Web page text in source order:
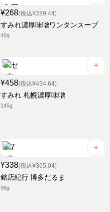
¥268(税込¥289.44)
すみれ濃厚味噌ワンタンスープ
46g
¥458(税込¥494.64)
すみれ 札幌濃厚味噌
145g
¥338(税込¥365.04)
銘店紀行 博多だるま
98g